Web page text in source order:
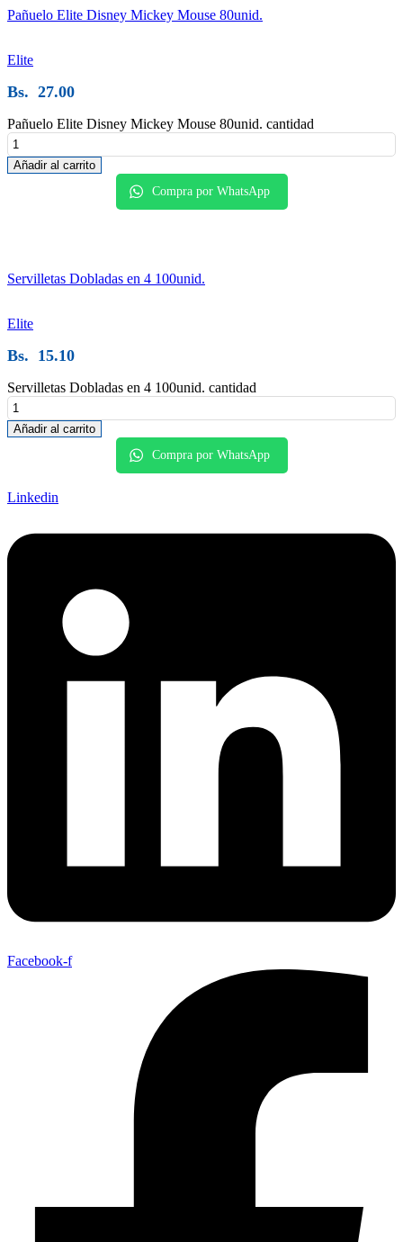
Pañuelo Elite Disney Mickey Mouse 80unid.
Elite
Bs. 27.00
Pañuelo Elite Disney Mickey Mouse 80unid. cantidad
Añadir al carrito
Compra por WhatsApp
Servilletas Dobladas en 4 100unid.
Elite
Bs. 15.10
Servilletas Dobladas en 4 100unid. cantidad
Añadir al carrito
Compra por WhatsApp
Linkedin
Facebook-f